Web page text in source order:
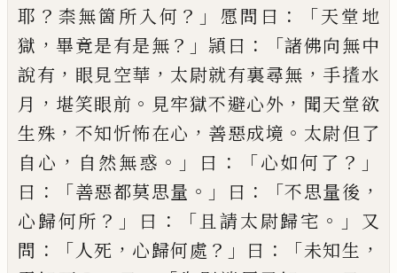
耶 ？ 柰無箇所入何 ？」 愿問曰 ：「天堂地
獄 ， 畢竟是有是無 ？」頴曰 ：「諸佛向無中
說有 ， 眼見空華 ， 太尉就有裏尋無 ， 手𭢈水
月 ， 堪笑眼前 。 見牢獄不避心外 ， 聞天堂欲
生殊 ， 不知忻怖在心 ， 善惡成境 。 太尉但了
自心 ， 自然無惑 。」 曰 ：「心如何了 ？」
曰 ：「善惡都莫思量 。」 曰 ：「不思量後 ，
心歸何所 ？」 曰 ：「 且請太尉歸宅 。」
又
問 ：「人死 ， 心歸何處 ？」 曰 ：「未知生 ，